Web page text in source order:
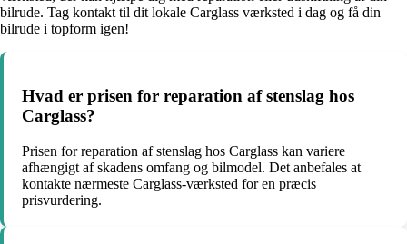
bilrude. Tag kontakt til dit lokale Carglass værksted i dag og få din
bilrude i topform igen!
Hvad er prisen for reparation af stenslag hos
Carglass?
Prisen for reparation af stenslag hos Carglass kan variere
afhængigt af skadens omfang og bilmodel. Det anbefales at
kontakte nærmeste Carglass-værksted for en præcis
prisvurdering.